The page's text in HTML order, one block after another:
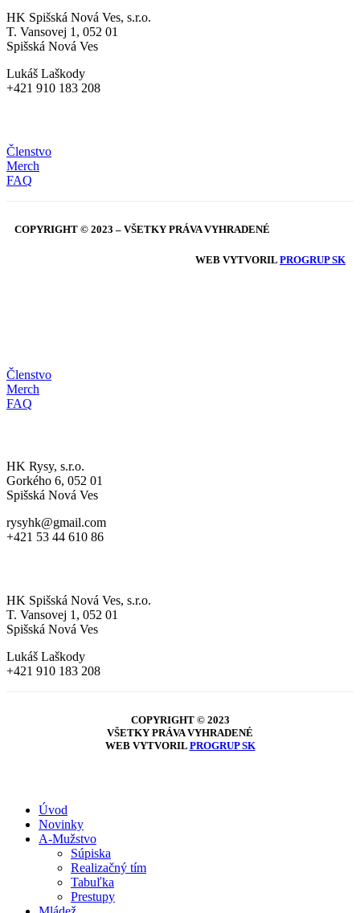
HK Spišská Nová Ves, s.r.o.
T. Vansovej 1, 052 01
Spišská Nová Ves
Lukáš Laškody
+421 910 183 208
Členstvo
Merch
FAQ
COPYRIGHT © 2023 – VŠETKY PRÁVA VYHRADENÉ
WEB VYTVORIL PROGRUP SK
Členstvo
Merch
FAQ
HK Rysy, s.r.o.
Gorkého 6, 052 01
Spišská Nová Ves
rysyhk@gmail.com
+421 53 44 610 86
HK Spišská Nová Ves, s.r.o.
T. Vansovej 1, 052 01
Spišská Nová Ves
Lukáš Laškody
+421 910 183 208
COPYRIGHT © 2023
VŠETKY PRÁVA VYHRADENÉ
WEB VYTVORIL PROGRUP SK
Close
Menu
Úvod
Novinky
A-Mužstvo
Súpiska
Realizačný tím
Tabuľka
Prestupy